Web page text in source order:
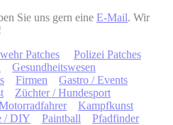
Sie uns gern eine E-Mail. Wir
Patches
Polizei Patches
Gesundheitswesen
Firmen
Gastro / Events
Züchter / Hundesport
Kampfkunst
/ DIY Paintball
Pfadfinder